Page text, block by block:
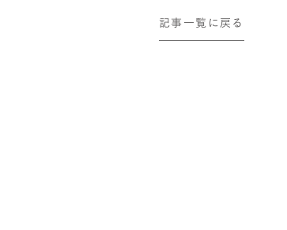
記事一覧に戻る